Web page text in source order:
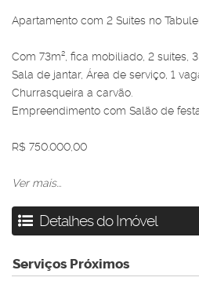
Apartamento com 2 Suítes no
Com 73m², fica mobiliado, 2 suítes,
Sala de jantar, Área de serviço, 1
Churrasqueira a carvão.
Empreendimento com Salão de
R$ 750.000,00
Os valores podem sofrer alterações
imóvel:
(47) 99608-4220
Av. Central n°413-6 (Balneário
Ver mais...
Detalhes do Imóvel
Serviços Próximos